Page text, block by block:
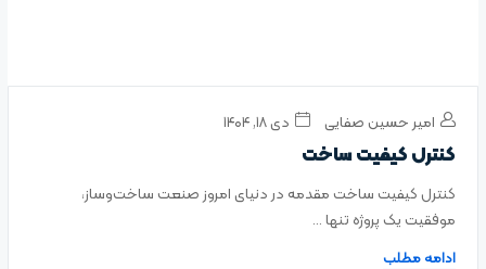
امیر حسین صفایی دی ۱۸, ۱۴۰۴
کنترل کیفیت ساخت
کنترل کیفیت ساخت مقدمه در دنیای امروز صنعت ساخت‌وساز،
موفقیت یک پروژه تنها ...
ادامه مطلب